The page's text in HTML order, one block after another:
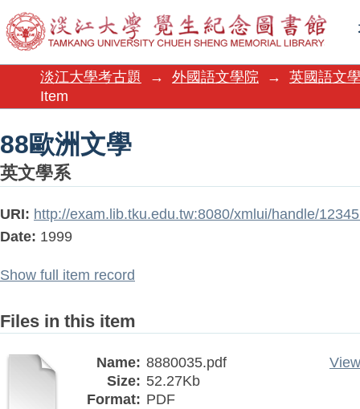
88歐洲文學
淡江大學考古題 → 外國語文學院 →
英國語文
Item
88歐洲文學
英文學系
URI: http://exam.lib.tku.edu.tw:8080/xmlui/handle/
Date: 1999
Show full item record
Files in this item
Name: 8880035.pdf
Size: 52.27Kb
Format: PDF